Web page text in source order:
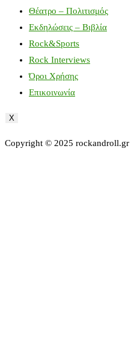
Θέατρο – Πολιτισμός
Εκδηλώσεις – Βιβλία
Rock&Sports
Rock Interviews
Όροι Χρήσης
Επικοινωνία
X
Copyright © 2025 rockandroll.gr